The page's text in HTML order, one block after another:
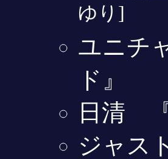
ゆり]
ユニチ
ド』
日清
ジャス